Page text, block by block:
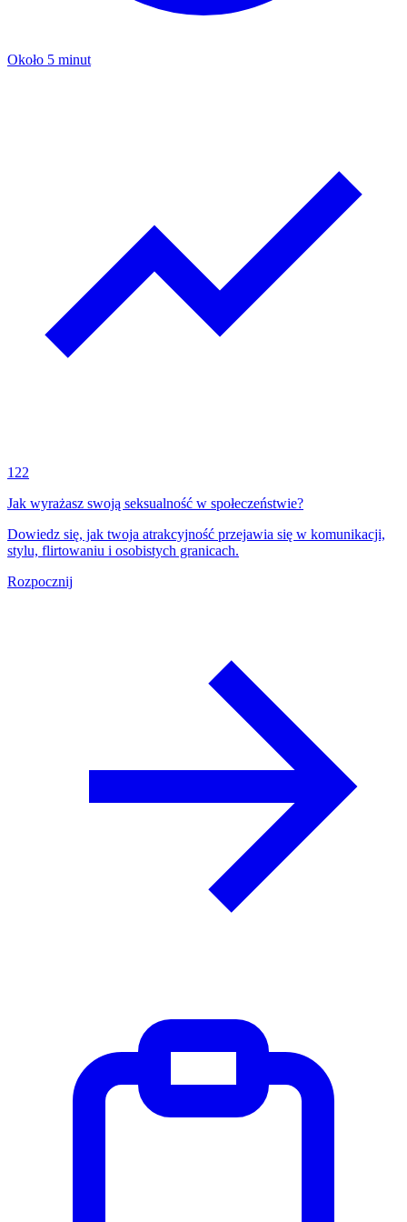
Około 5 minut
122
Jak wyrażasz swoją seksualność w społeczeństwie?
Dowiedz się, jak twoja atrakcyjność przejawia się w komunikacji,
stylu, flirtowaniu i osobistych granicach.
Rozpocznij